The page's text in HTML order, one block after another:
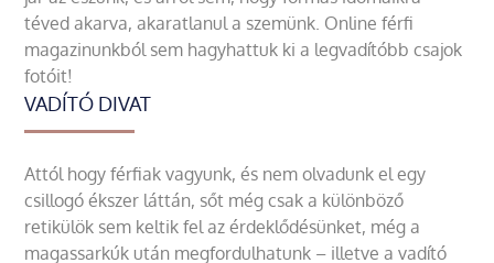
téved akarva, akaratlanul a szemünk. Online férfi
magazinunkból sem hagyhattuk ki a legvadítóbb csajok
fotóit!
VADÍTÓ DIVAT
Attól hogy férfiak vagyunk, és nem olvadunk el egy
csillogó ékszer láttán, sőt még csak a különböző
retikülök sem keltik fel az érdeklődésünket, még a
magassarkúk után megfordulhatunk – illetve a vadító